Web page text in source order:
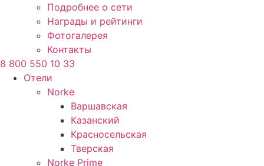
Подробнее о сети
Награды и рейтинги
Фотогалерея
Контакты
8 800 550 10 33
Отели
Norke
Варшавская
Казанский
Красносельская
Тверская
Norke Prime